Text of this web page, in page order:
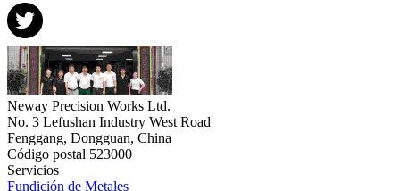
Neway Precision Works Ltd.
No. 3 Lefushan Industry West Road
Fenggang, Dongguan, China
Código postal 523000
Servicios
Fundición de Metales